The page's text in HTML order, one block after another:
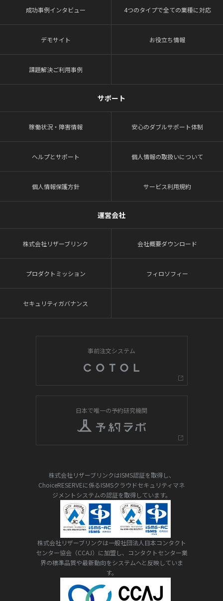
成功事例インタビュー 4つのタイプで全ての業種に対応
デモサイト お役立ち情報
課題解決ご利用事例
サポート
稼働状況・障害情報 安心のダブルサポート体制
ヘルプとサポート 個人情報の取扱いについて
個人情報保護方針 サービス利用規約
運営会社
株式会社リザーブリンク 会社概要ダウンロード
プロダクトミッション フィロソフィー
セキュリティガバナンス
事前注文システム
日本で唯一の予約研究機関
株式会社リザーブリンクはISMS認証を取得し、
ChoiceRESERVEに係るISMSクラウドセキュリティマネ
ジメントシステムの認証を取得しています。
株式会社リザーブリンクは一般社団法人日本コンタクト
センター協会（CCAJ）に加盟し、コンタクトセンター業
界の標準品質や最新動向をシステムへと反映していま
す。